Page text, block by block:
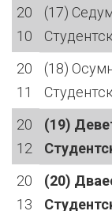
20
10
(17)
20
11
(18)
20
12
(19)
20
13
(20)